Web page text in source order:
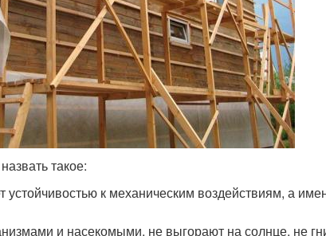
такое:
устойчивостью к механическим воздействиям, а
и насекомыми, не выгорают на солнце, не